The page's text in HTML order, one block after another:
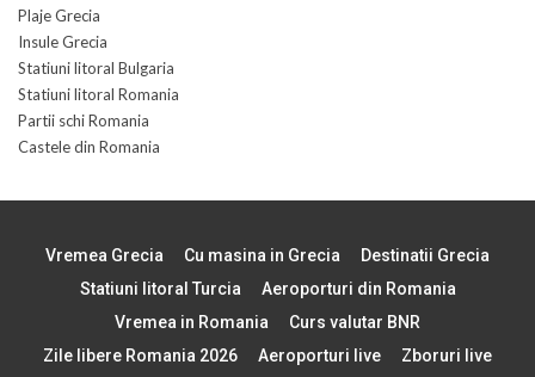
Plaje Grecia
Insule Grecia
Statiuni litoral Bulgaria
Statiuni litoral Romania
Partii schi Romania
Castele din Romania
Vremea Grecia Cu masina in Grecia
Destinatii Grecia
Statiuni litoral Turcia
Aeroporturi din Romania
Vremea in Romania
Curs valutar BNR
Zile libere Romania 2026
Aeroporturi live
Zboruri live